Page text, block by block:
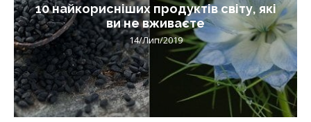
10 найкорисніших продуктів світу, які
ви не вживаєте
14/Лип/2019